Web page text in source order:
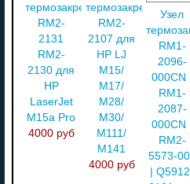
термозакрепления
RM2-
2131
RM2-
2130 для
HP
LaserJet
M15a Pro
4000 руб
термозакрепления
RM2-
2107 для
HP LJ
M15/
M17/
M28/
M30/
M111/
M141
4000 руб
Узел
RM1-
2096-
000CN |
RM1-
2087-
000CN |
RM2-
5573-
|